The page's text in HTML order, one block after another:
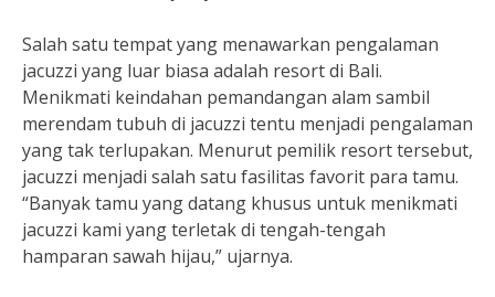
Salah satu tempat yang menawarkan pengalaman
jacuzzi yang luar biasa adalah resort di Bali.
Menikmati keindahan pemandangan alam sambil
merendam tubuh di jacuzzi tentu menjadi pengalaman
yang tak terlupakan. Menurut pemilik resort tersebut,
jacuzzi menjadi salah satu fasilitas favorit para tamu.
“Banyak tamu yang datang khusus untuk menikmati
jacuzzi kami yang terletak di tengah-tengah
hamparan sawah hijau,” ujarnya.